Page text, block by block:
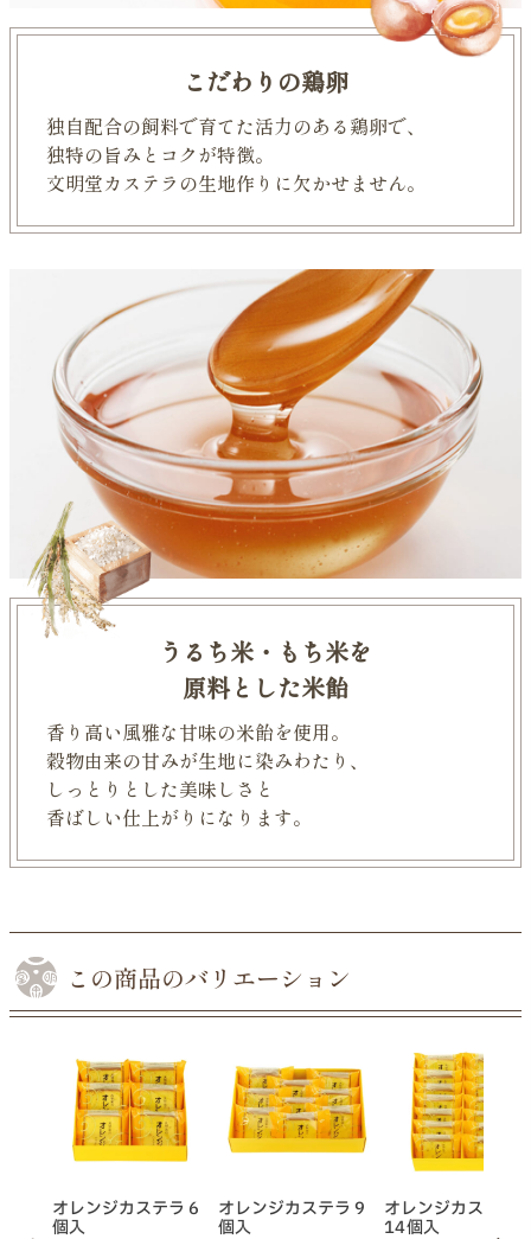
こだわりの鶏卵
独自配合の飼料で育てた活力のある鶏卵で、
独特の旨みとコクが特徴。
文明堂カステラの生地作りに欠かせません。
うるち米・もち米を
原料とした米飴
香り高い風雅な甘味の米飴を使用。
穀物由来の甘みが生地に染みわたり、
しっとりとした美味しさと
香ばしい仕上がりになります。
この商品のバリエーション
オレンジカステラ 6
個入
オレンジカステラ 9
個入
オレンジカステラ
14個入